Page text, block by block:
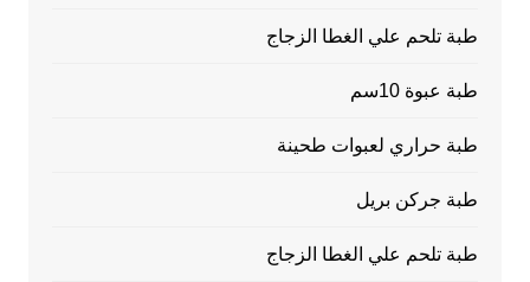
طبة تلحم علي الغطا الزجاج
طبة عبوة 10سم
طبة حراري لعبوات طحينة
طبة جركن بريل
طبة تلحم علي الغطا الزجاج